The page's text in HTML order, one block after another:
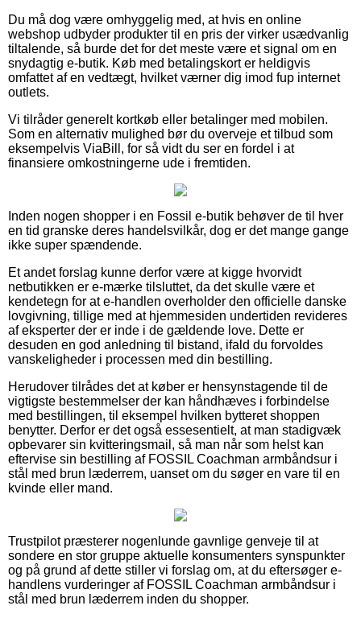
Du må dog være omhyggelig med, at hvis en online
webshop udbyder produkter til en pris der virker usædvanlig
tiltalende, så burde det for det meste være et signal om en
snydagtig e-butik. Køb med betalingskort er heldigvis
omfattet af en vedtægt, hvilket værner dig imod fup internet
outlets.
Vi tilråder generelt kortkøb eller betalinger med mobilen.
Som en alternativ mulighed bør du overveje et tilbud som
eksempelvis ViaBill, for så vidt du ser en fordel i at
finansiere omkostningerne ude i fremtiden.
Inden nogen shopper i en Fossil e-butik behøver de til hver
en tid granske deres handelsvilkår, dog er det mange gange
ikke super spændende.
Et andet forslag kunne derfor være at kigge hvorvidt
netbutikken er e-mærke tilsluttet, da det skulle være et
kendetegn for at e-handlen overholder den officielle danske
lovgivning, tillige med at hjemmesiden undertiden revideres
af eksperter der er inde i de gældende love. Dette er
desuden en god anledning til bistand, ifald du forvoldes
vanskeligheder i processen med din bestilling.
Herudover tilrådes det at køber er hensynstagende til de
vigtigste bestemmelser der kan håndhæves i forbindelse
med bestillingen, til eksempel hvilken bytteret shoppen
benytter. Derfor er det også essesentielt, at man stadigvæk
opbevarer sin kvitteringsmail, så man når som helst kan
eftervise sin bestilling af FOSSIL Coachman armbåndsur i
stål med brun læderrem, uanset om du søger en vare til en
kvinde eller mand.
Trustpilot præsterer nogenlunde gavnlige genveje til at
sondere en stor gruppe aktuelle konsumenters synspunkter
og på grund af dette stiller vi forslag om, at du eftersøger e-
handlens vurderinger af FOSSIL Coachman armbåndsur i
stål med brun læderrem inden du shopper.